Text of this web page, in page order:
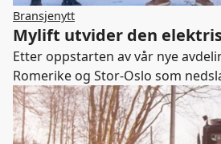
Bransjenytt
Mylift utvider den
Etter oppstarten av vår nye
Romerike og Stor-Oslo som
en økende etterspørsel etter
maskiner, sier avdelingsleder
Mylift.